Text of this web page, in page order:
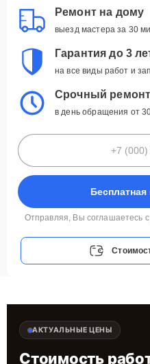
Ремонт на дому
выезд мастера за 30
Гарантия до 3
на все виды работ и
Срочный ремонт
в день обращения от
Бесплатная
Отправляя, Вы соглашаетесь с
АКТУАЛЬНЫЕ ЦЕНЫ
Стоимость